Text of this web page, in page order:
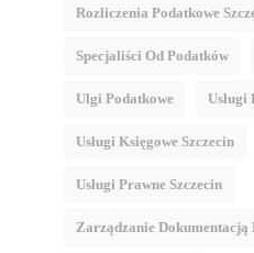
Rozliczenia Podatkowe
Specjaliści Od Podatków
Ulgi Podatkowe
Usługi Księgowe Szczecin
Usługi Prawne Szczecin
Zarządzanie Dokumentacją